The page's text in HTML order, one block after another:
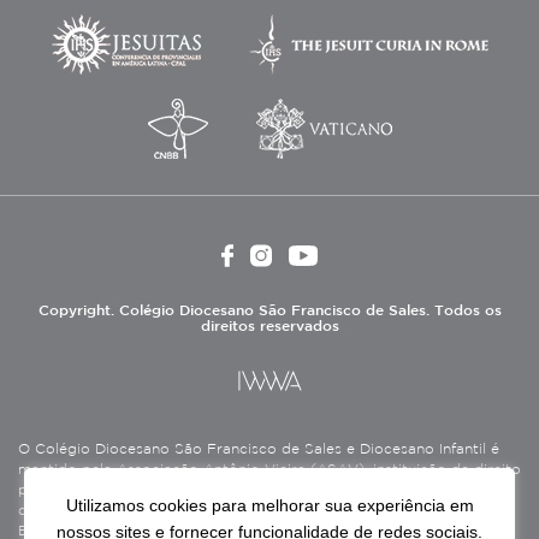
Copyright. Colégio Diocesano São Francisco de Sales. Todos os
direitos reservados
O Colégio Diocesano São Francisco de Sales e Diocesano Infantil é
mantido pela Associação Antônio Vieira (ASAV), instituição de direito
privado sem fins lucrativos, filantrópica, de natureza educativa,
cultural, assistencial e beneficente, certificada como Entidade
Beneficente de Assistência Social (CEBAS), nas áreas de educação e
Utilizamos cookies para melhorar sua experiência em
nossos sites e fornecer funcionalidade de redes sociais.